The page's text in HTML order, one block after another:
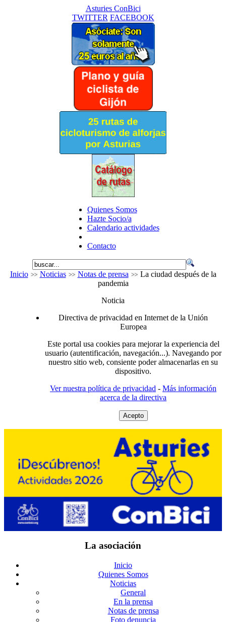
Asturies ConBici
TWITTER FACEBOOK
Quienes Somos
Hazte Socio/a
Calendario actividades
Contacto
Inicio Noticias Notas de prensa
La ciudad después de la
pandemia
Noticia
Directiva de privacidad en Internet de la Unión
Europea
Este portal usa cookies para mejorar la experiencia del
usuario (autentificación, navegación...). Navegando por
nuestro sitio web, consiente poder almacenarlas en su
dispositivo.
Ver nuestra política de privacidad - Más información
acerca de la directiva
Acepto
La asociación
Inicio
Quienes Somos
Noticias
General
En la prensa
Notas de prensa
Foto denuncia